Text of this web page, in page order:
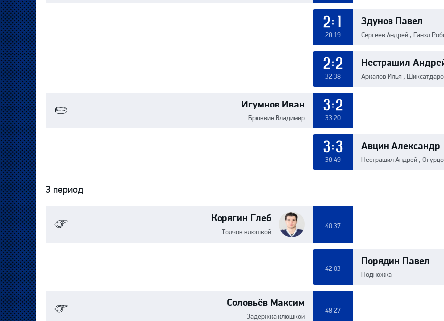
Здунов Павел
Сергеев Андрей , Ганзл
2:1
28:19
Нестрашил
Аркалов Илья ,
2:2
32:38
Игумнов Иван
Брюквин Владимир
3:2
33:20
Авцин Александр
Нестрашил Андрей ,
3:3
38:49
3 период
Корягин Глеб
Толчок клюшкой
40:37
Порядин Павел
Подножка
42:03
Соловьёв Максим
Задержка клюшкой
48:27